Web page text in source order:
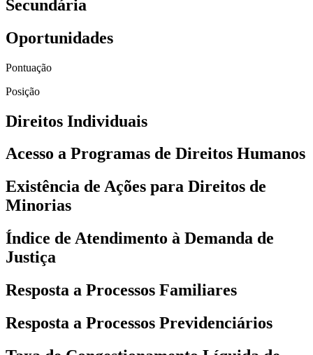
Secundária
Oportunidades
Pontuação
Posição
Direitos Individuais
Acesso a Programas de Direitos Humanos
Existência de Ações para Direitos de
Minorias
Índice de Atendimento à Demanda de
Justiça
Resposta a Processos Familiares
Resposta a Processos Previdenciários